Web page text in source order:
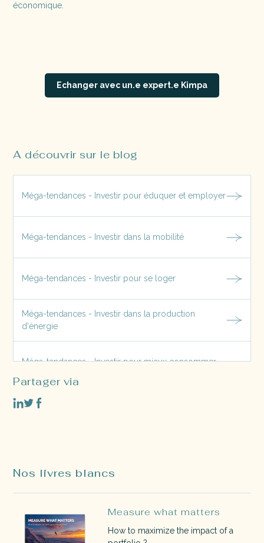
économique.
Echanger avec un.e expert.e Kimpa
A découvrir sur le blog
Méga-tendances - Investir pour éduquer et employer
Méga-tendances - Investir dans la mobilité
Méga-tendances - Investir pour se loger
Méga-tendances - Investir dans la production
d'énergie
Méga-tendances - Investir pour mieux consommer
Méga-tendances - Investir pour prendre soin du vivant
Partager via
Nos livres blancs
Measure what matters
How to maximize the impact of a